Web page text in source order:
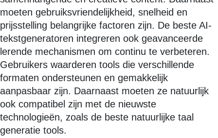
moeten gebruiksvriendelijkheid, snelheid en
prijsstelling belangrijke factoren zijn. De beste AI-
tekstgeneratoren integreren ook geavanceerde
lerende mechanismen om continu te verbeteren.
Gebruikers waarderen tools die verschillende
formaten ondersteunen en gemakkelijk
aanpasbaar zijn. Daarnaast moeten ze natuurlijk
ook compatibel zijn met de nieuwste
technologieën, zoals de beste natuurlijke taal
generatie tools.